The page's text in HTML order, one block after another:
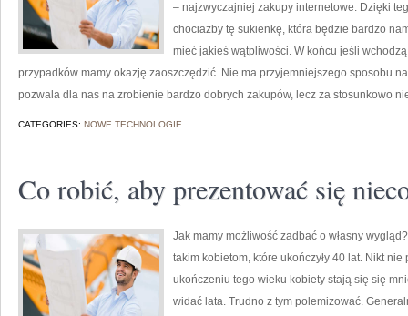
– najzwyczajniej zakupy internetowe. Dzięki
chociażby tę sukienkę, która będzie bardzo
mieć jakieś wątpliwości. W końcu jeśli
przypadków mamy okazję zaoszczędzić. Nie ma przyjemniejszego sposobu
pozwala dla nas na zrobienie bardzo dobrych zakupów, lecz za stosunkowo
CATEGORIES: NOWE TECHNOLOGIE
Co robić, aby prezentować się
Jak mamy możliwość zadbać o własny
takim kobietom, które ukończyły 40 lat. Nikt
ukończeniu tego wieku kobiety stają się się
widać lata. Trudno z tym polemizować.